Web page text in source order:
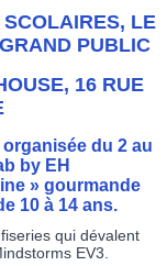
LE
PUBLIC
16 RUE
du 2 au
by EH
» gourmande
10 à 14 ans.
qui dévalent
EV3.